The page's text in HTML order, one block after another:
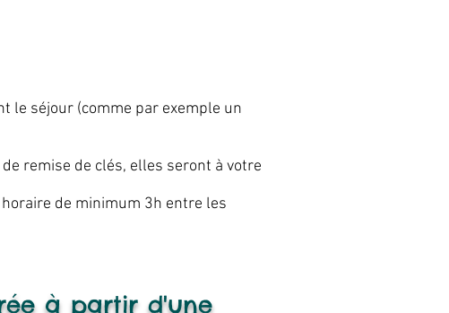
le séjour (comme par exemple un
remise de clés, elles seront à votre
de minimum 3h entre les
à partir d'une